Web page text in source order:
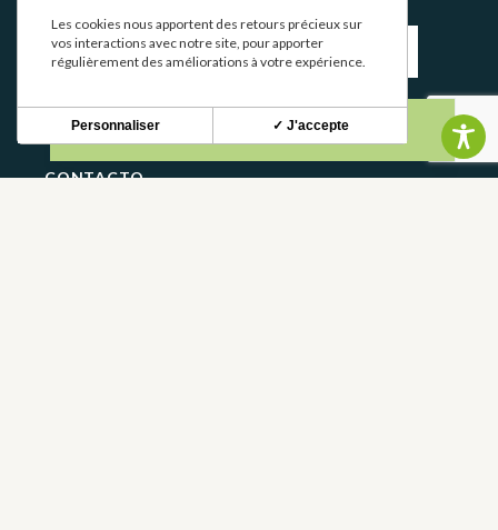
S'INSCRIRE
CONTACTO
Les cookies nous apportent des retours précieux sur
vos interactions avec notre site, pour apporter
régulièrement des améliorations à votre expérience.
✓ J'accepte
Personnaliser